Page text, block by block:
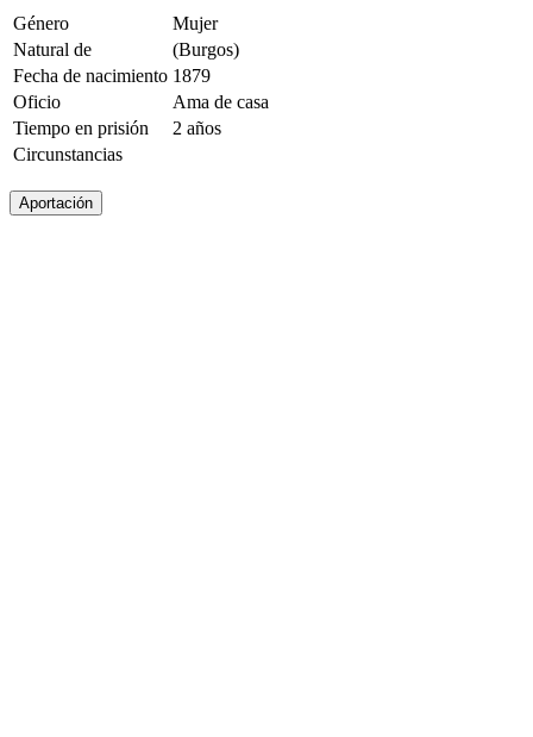
Género
Mujer
Natural de
(Burgos)
Fecha de nacimiento 1879
Oficio
Ama de casa
Tiempo en prisión
2 años
Circunstancias